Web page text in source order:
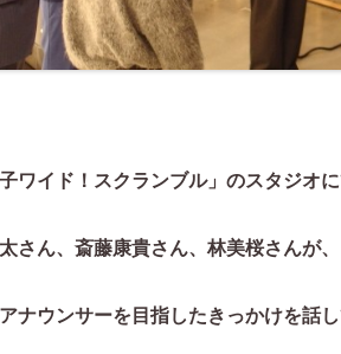
子ワイド！スクランブル」のスタジオに
さん、斎藤康貴さん、林美桜さんが、
ナウンサーを目指したきっかけを話し